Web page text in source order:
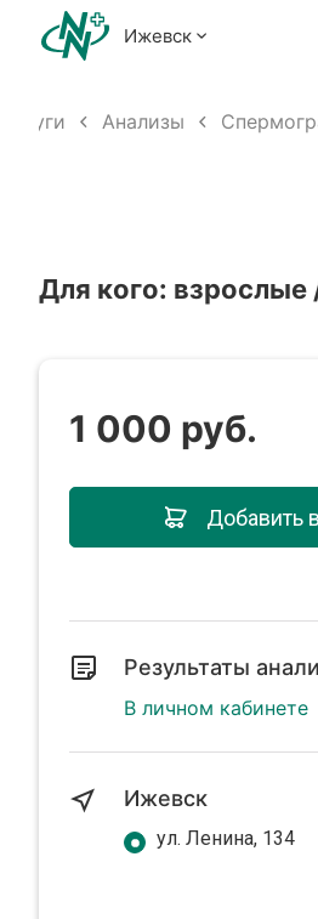
Ижевск
Услуги Анализы
Для кого: взрослые
1 000 руб.
Добавить
Результаты
В личном кабинете
Ижевск
ул. Ленина, 134